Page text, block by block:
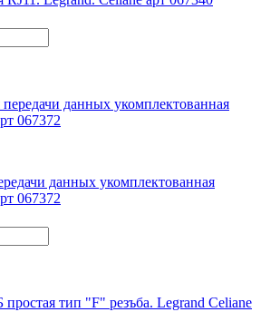
данных укомплектованная
067372